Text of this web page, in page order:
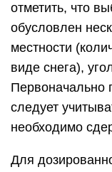
отметить, что
обусловлен
местности
виде снега),
Первоначально
следует
необходимо
Для